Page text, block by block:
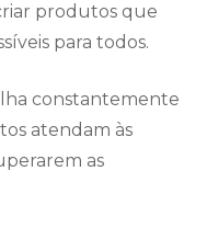
produtos que
para todos.
constantemente
atendam às
as